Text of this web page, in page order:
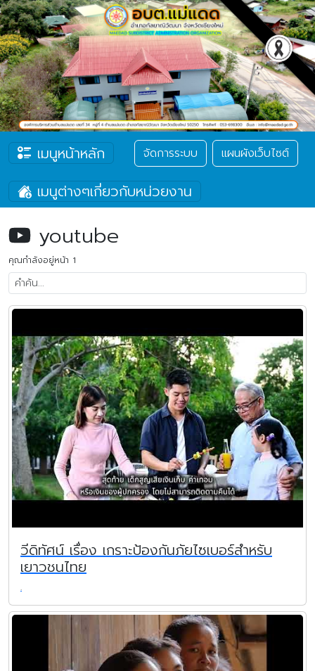
เมนูหน้าหลัก จัดการระบบ แผนผังเว็บไซต์
เมนูต่างๆเกี่ยวกับหน่วยงาน
youtube
คุณกำลังอยู่หน้า 1
วีดิทัศน์ เรื่อง เกราะป้องกันภัยไซเบอร์สำหรับ
เยาวชนไทย
.